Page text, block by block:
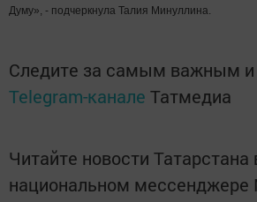
Думу», - подчеркнула Талия Минуллина.
Следите за самым важным
Telegram-канале Татмедиа
Читайте новости Татарстана
национальном мессенджере